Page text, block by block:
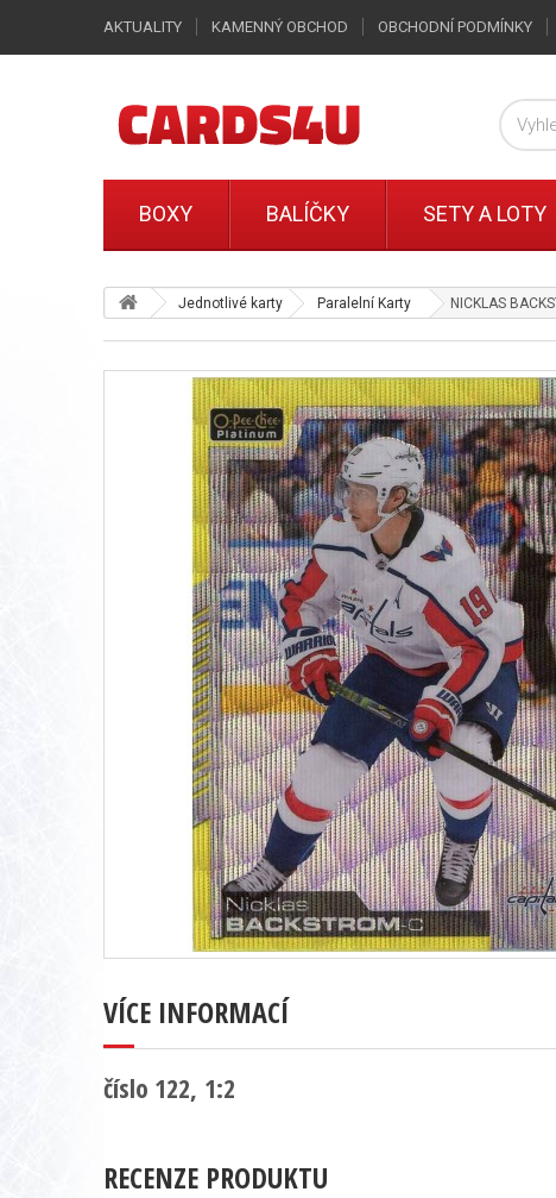
Jednotlivé karty Paralelní Karty NICKLAS
VÍCE INFORMACÍ
číslo 122, 1:2
RECENZE PRODUKTU
AKTUALITY KAMENNÝ OBCHOD OBCHODNÍ PODMÍNKY
BOXY BALÍČKY SETY A LOTY